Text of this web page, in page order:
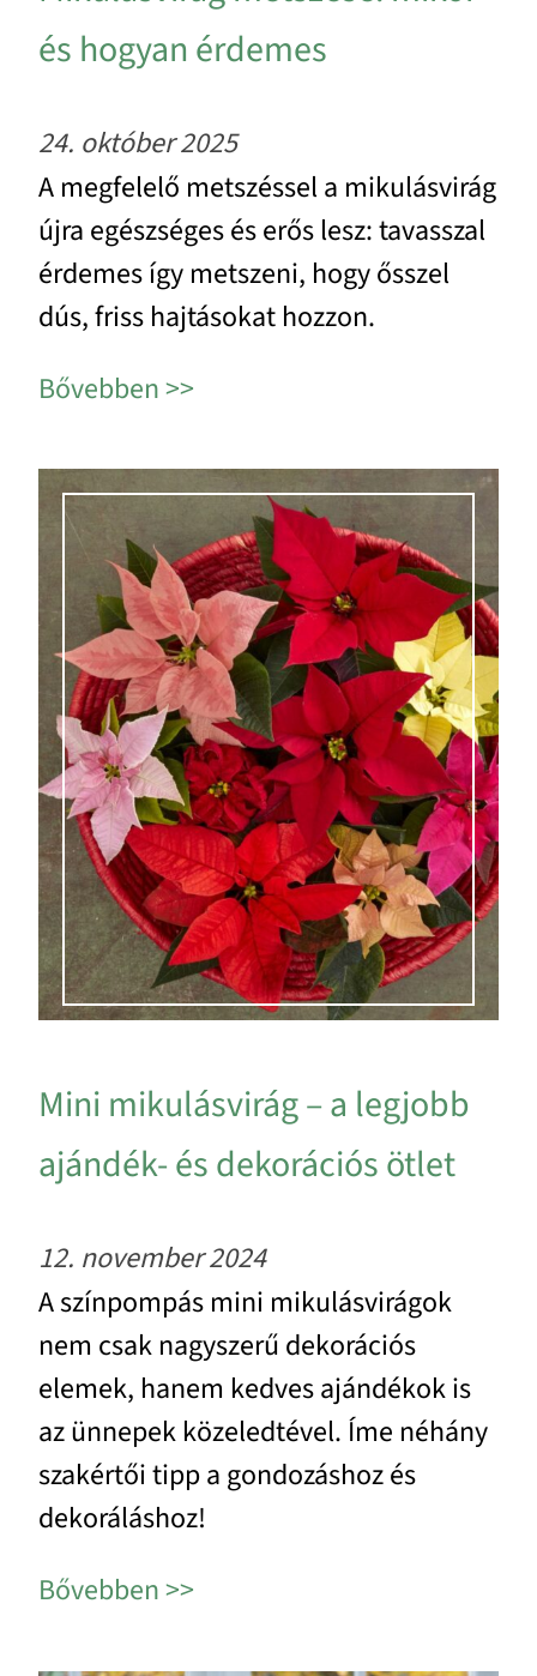
és hogyan érdemes
24. október 2025
A megfelelő metszéssel a mikulásvirág
újra egészséges és erős lesz: tavasszal
érdemes így metszeni, hogy ősszel
dús, friss hajtásokat hozzon.
Bővebben
Mini mikulásvirág – a legjobb
ajándék- és dekorációs ötlet
12. november 2024
A színpompás mini mikulásvirágok
nem csak nagyszerű dekorációs
elemek, hanem kedves ajándékok is
az ünnepek közeledtével. Íme néhány
szakértői tipp a gondozáshoz és
dekoráláshoz!
Bővebben